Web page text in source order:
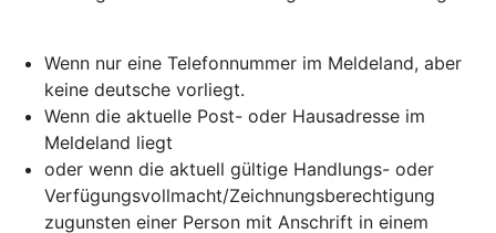
Wenn nur eine Telefonnummer im Meldeland, aber
keine deutsche vorliegt.
Wenn die aktuelle Post- oder Hausadresse im
Meldeland liegt
oder wenn die aktuell gültige Handlungs- oder
Verfügungsvollmacht/Zeichnungsberechtigung
zugunsten einer Person mit Anschrift in einem